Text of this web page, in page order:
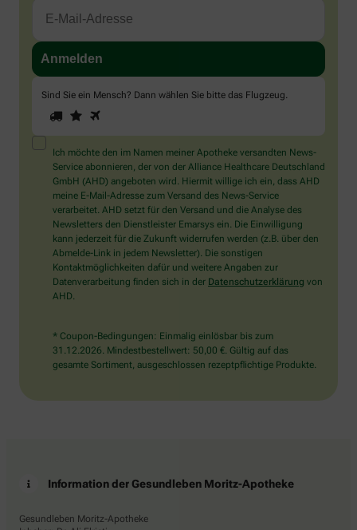
Sind Sie ein Mensch? Dann wählen Sie bitte das Flugzeug.
Sind
Sie
ein
Mensch?
Dann
wählen
Sie
bitte
das
Flugzeug.
1 2
Ich möchte den im Namen meiner Apotheke versandten News-
Service abonnieren, der von der Alliance Healthcare Deutschland
GmbH (AHD) angeboten wird. Hiermit willige ich ein, dass AHD
meine E-Mail-Adresse zum Versand des News-Service
verarbeitet. AHD setzt für den Versand und die Analyse des
Newsletters den Dienstleister Emarsys ein. Die Einwilligung
kann jederzeit für die Zukunft widerrufen werden (z.B. über den
Abmelde-Link in jedem Newsletter). Die sonstigen
Kontaktmöglichkeiten dafür und weitere Angaben zur
Datenverarbeitung finden sich in der Datenschutzerklärung von
AHD.
* Coupon-Bedingungen: Einmalig einlösbar bis zum
31.12.2026. Mindestbestellwert: 50,00 €. Gültig auf das
gesamte Sortiment, ausgeschlossen rezeptpflichtige Produkte.
Information der Gesundleben Moritz-Apotheke
Gesundleben Moritz-Apotheke